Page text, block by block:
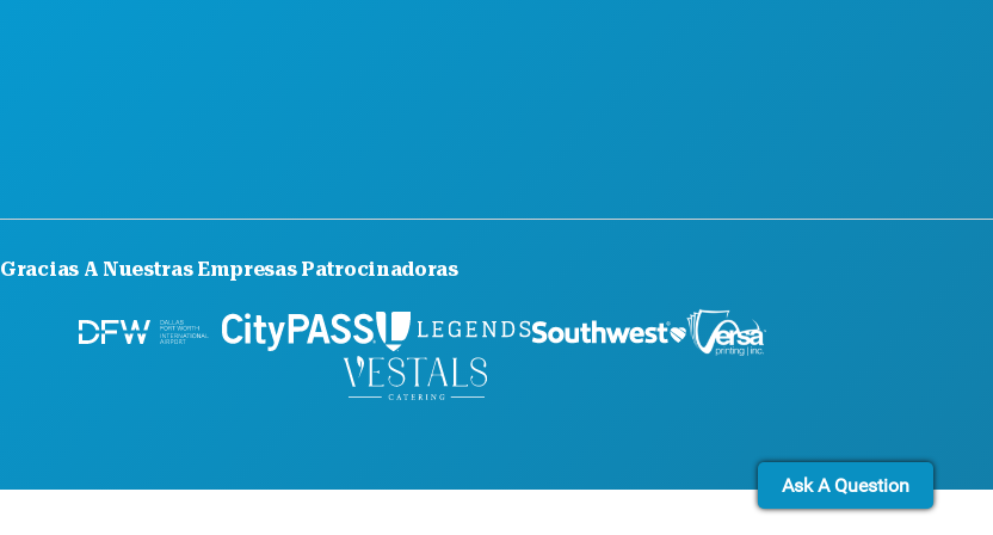
Gracias A Nuestras Empresas Patrocinadoras
Ask A Question